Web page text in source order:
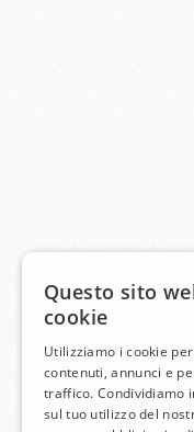
Questo sito
cookie
Utilizziamo i cookie
contenuti, annunci e
traffico. Condividiamo
sul tuo utilizzo del